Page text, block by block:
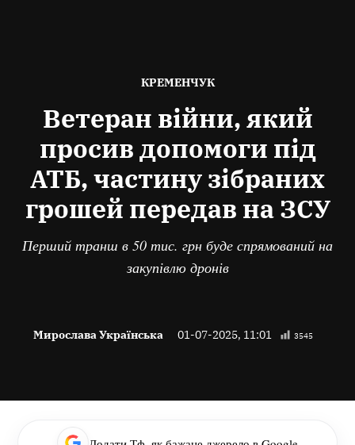
ОПУБЛІКОВАНО
КРЕМЕНЧУК
Ветеран війни, який
просив допомоги під
АТБ, частину зібраних
грошей передав на ЗСУ
Перший транш в 50 тис. грн буде спрямований на
закупівлю дронів
Мирослава Українська 01-07-2025, 11:01 3545